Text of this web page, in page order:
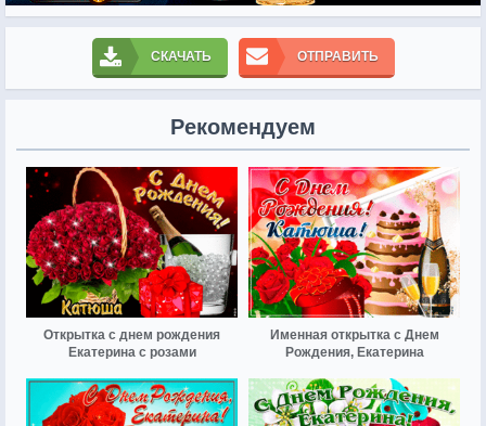
СКАЧАТЬ ОТПРАВИТЬ
Рекомендуем
Открытка с днем рождения
Екатерина с розами
Именная открытка с Днем
Рождения, Екатерина